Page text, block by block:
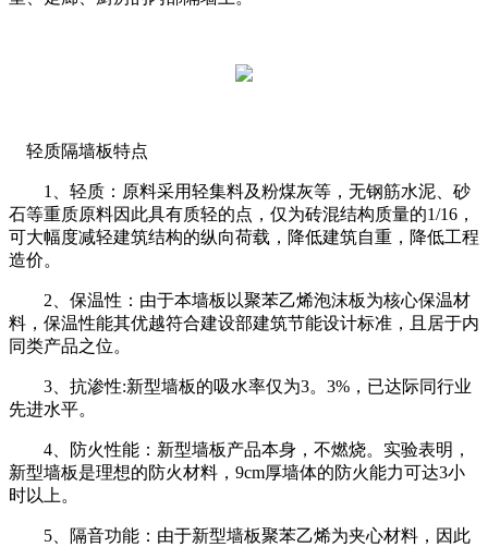
轻质隔墙板特点
1、轻质：原料采用轻集料及粉煤灰等，无钢筋水泥、砂
石等重质原料因此具有质轻的点，仅为砖混结构质量的1/16，
可大幅度减轻建筑结构的纵向荷载，降低建筑自重，降低工程
造价。
2、保温性：由于本墙板以聚苯乙烯泡沫板为核心保温材
料，保温性能其优越符合建设部建筑节能设计标准，且居于内
同类产品之位。
3、抗渗性:新型墙板的吸水率仅为3。3%，已达际同行业
先进水平。
4、防火性能：新型墙板产品本身，不燃烧。实验表明，
新型墙板是理想的防火材料，9cm厚墙体的防火能力可达3小
时以上。
5、隔音功能：由于新型墙板聚苯乙烯为夹心材料，因此